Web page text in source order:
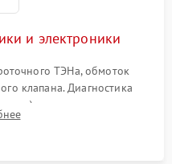
и электроники
ТЭНа, обмоток
клапана. Диагностика
датчика мутности,
модуля управления.